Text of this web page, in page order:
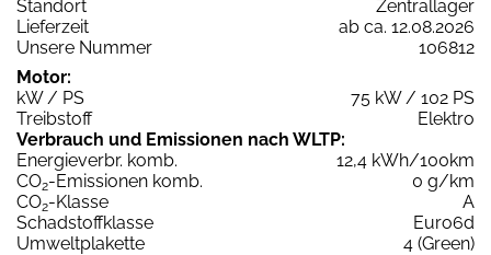
Standort
Zentrallager
Lieferzeit
ab ca. 12.08.2026
Unsere Nummer
106812
Motor:
kW / PS
75 kW / 102 PS
Treibstoff
Elektro
Verbrauch und Emissionen nach WLTP:
Energieverbr. komb.
12,4 kWh/100km
CO2-Emissionen komb.
0 g/km
CO2-Klasse
A
Schadstoffklasse
Euro6d
Umweltplakette
4 (Green)